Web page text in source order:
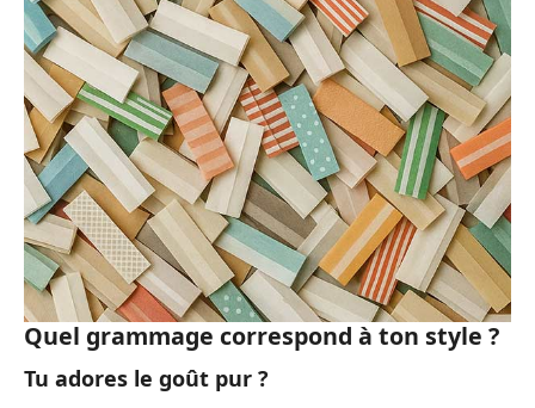
Quel grammage correspond à ton style ?
Tu adores le goût pur ?